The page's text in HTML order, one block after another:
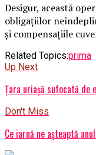
Desigur, această
obligaţiilor
şi compensaţiile
Related Topics:prima
Up Next
Țara uriașă sufocată de
Don't Miss
Ce iarnă ne așteaptă anul